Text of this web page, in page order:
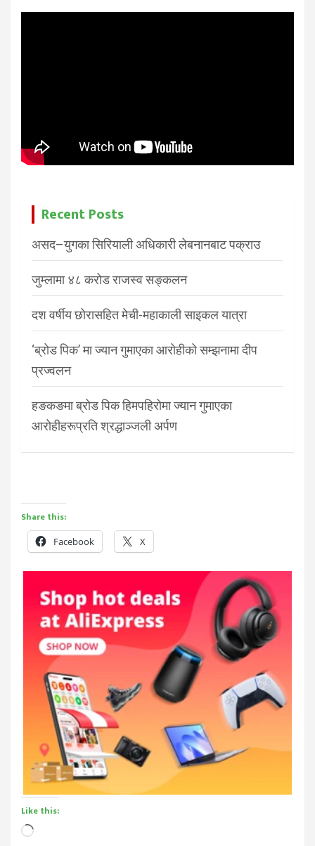
Recent Posts
असद–युगका सिरियाली अधिकारी लेबनानबाट पक्राउ
जुम्लामा ४८ करोड राजस्व सङ्कलन
दश वर्षीय छोरासहित मेची-महाकाली साइकल यात्रा
‘ब्रोड पिक’ मा ज्यान गुमाएका आरोहीको सम्झनामा दीप
प्रज्वलन
हङकङमा ब्रोड पिक हिमपहिरोमा ज्यान गुमाएका
आरोहीहरूप्रति श्रद्धाञ्जली अर्पण
Share this:
Facebook X
Like this:
Loading…